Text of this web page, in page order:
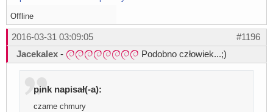
Offline
#1196
2016-03-31 03:09:05
Jacekalex - Podobno człowiek...;)
pink napisał(-a):
czarne chmury